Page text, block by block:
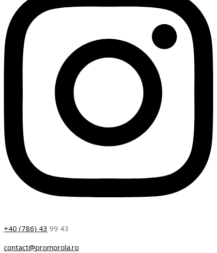
+40 (786) 43 99 43
contact@promorola.ro